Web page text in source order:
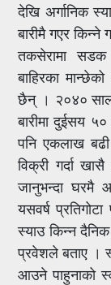
देखि अर्गानिक
बारीमै गएर किन्ने
तकसेरामा सडक
बाहिरका
छैन् । २०४०
बारीमा दुईसय ५०
पनि एकलाख
विक्री गर्दा
जानुभन्दा घरमै
यसवर्ष
स्याउ किन्न
प्रवेशले बताए ।
आउने पाहुनाको